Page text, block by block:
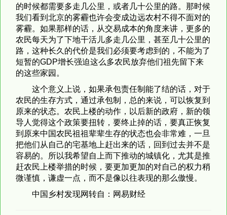
的时候都需要多走几公里，或者几十公里的路。那时候
我们看到北京的雾霾也许会变成边远农村不得不面对的
雾霾。如果那样的话，从交易成本的角度来讲，更多的
农民每天为了下地干活儿多走几公里，甚至几十公里的
路，这种长久的代价是我们必须要考虑到的，不能为了
短暂的GDP增长强迫这么多农民放弃他们祖先留下来
的这些家园。
这个意义上说，如果承包责任制能了结的话，对于
农民的生存方式，通过承包制，总的来说，可以恢复到
原来的状态。农民上楼的动作，以后新的政府，新的领
导人觉得这个政策要扭转，要终止掉的话，要真正恢复
到原来中国农民祖祖辈辈生存的状态也会非常难，一旦
把他们从自己的宅基地上赶出来的话，回到过去并不是
容易的。所以我希望自上而下推动的城镇化，尤其是推
赶农民上楼举措的时候，要更加更加的对自己的权力稍
微谨慎，谦虚一点，而不是像以往表现的那么傲慢。
中国乡村发现网转自：网易财经